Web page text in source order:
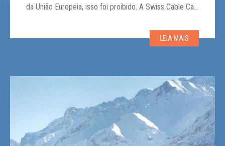
da União Europeia, isso foi proibido. A Swiss Cable Car
preservação dos passeios de fondue. Agora, a
associação apresenta uma solução industrial para […]
LEIA MAIS